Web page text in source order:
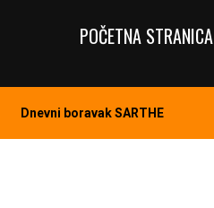
POČETNA STRANICA
Dnevni boravak SARTHE